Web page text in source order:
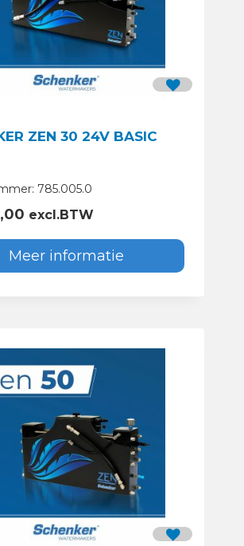
ZEN 30 24V BASIC
785.005.0
excl.BTW
Meer informatie